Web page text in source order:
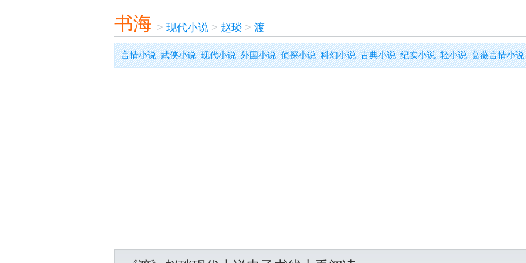
书海 > 现代小说> 赵琰> 渡
言情小说 武侠小说 现代小说 外国小说 侦探小说 科幻小说 古典小说 纪实小说 轻小说 蔷薇言情小说